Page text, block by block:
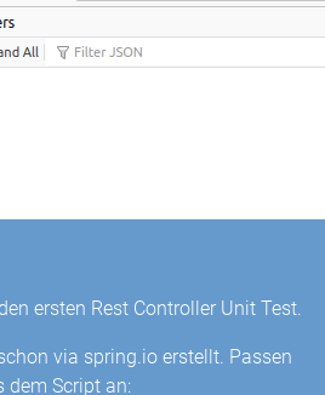
ersten Rest Controller Unit Test.
via spring.io erstellt. Passen
dem Script an: